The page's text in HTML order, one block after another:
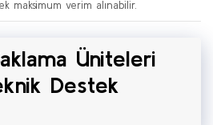
maksimum verim alınabilir.
Üniteleri
Destek